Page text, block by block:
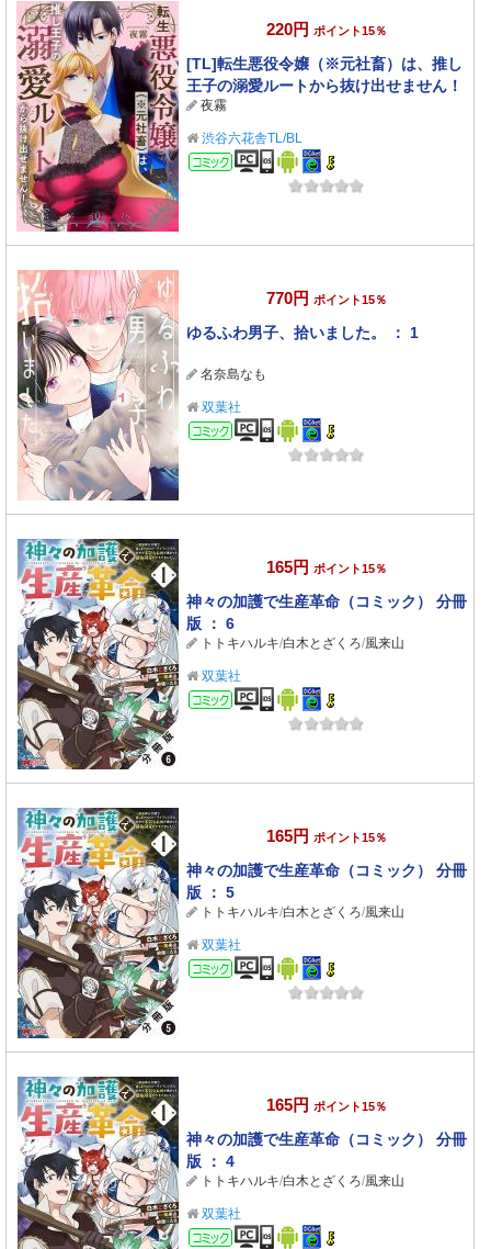
220円 ポイント15％
[TL]転生悪役令嬢（※元社畜）は、推し
王子の溺愛ルートから抜け出せません！
夜霧
渋谷六花舎TL/BL
コミック
770円 ポイント15％
ゆるふわ男子、拾いました。 ： 1
名奈島なも
双葉社
コミック
165円 ポイント15％
神々の加護で生産革命（コミック） 分冊
版 ： 6
トトキハルキ/白木とざくろ/風来山
双葉社
コミック
165円 ポイント15％
神々の加護で生産革命（コミック） 分冊
版 ： 5
トトキハルキ/白木とざくろ/風来山
双葉社
コミック
165円 ポイント15％
神々の加護で生産革命（コミック） 分冊
版 ： 4
トトキハルキ/白木とざくろ/風来山
双葉社
コミック